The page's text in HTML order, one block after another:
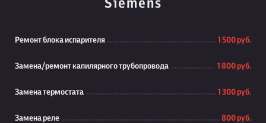
Siemens
Ремонт блока испарителя 1 500 руб.
Замена/ремонт капилярного трубопровода 1 800 руб.
Замена термостата 1 300 руб.
Замена реле 800 руб.